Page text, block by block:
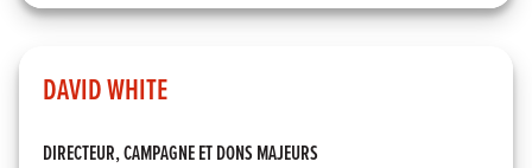
DAVID WHITE
DIRECTEUR, CAMPAGNE ET DONS MAJEURS